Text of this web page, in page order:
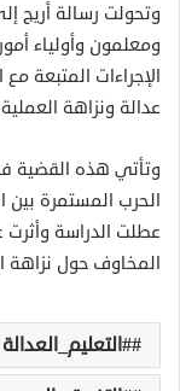
وتحولت رسالة أريج
ومعلمون وأولياء
الإجراءات المتبعة
عدالة ونزاهة
وتأتي هذه القضية
عطلت الدراسة وأثرت
المخاوف حول نزاهة
#التعليم_العدالة